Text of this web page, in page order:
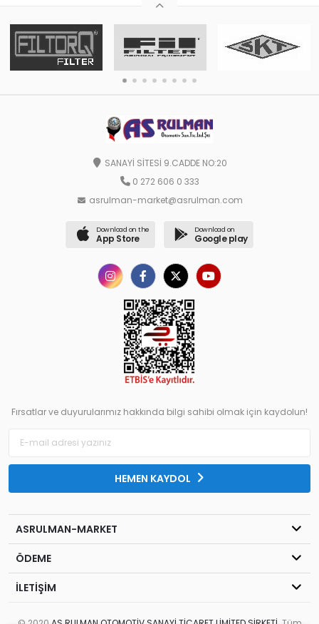
SANAYİ SİTESİ 9.CADDE NO:20
0 272 606 0 333
asrulman-market@asrulman.com
Download on the
App Store
Download on
Google play
Fırsatlar ve duyurularımız hakkında bilgi sahibi olmak için kaydolun!
HEMEN KAYDOL
ASRULMAN-MARKET
ÖDEME
İLETİŞİM